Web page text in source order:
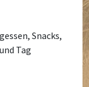
Snacks,
Tag